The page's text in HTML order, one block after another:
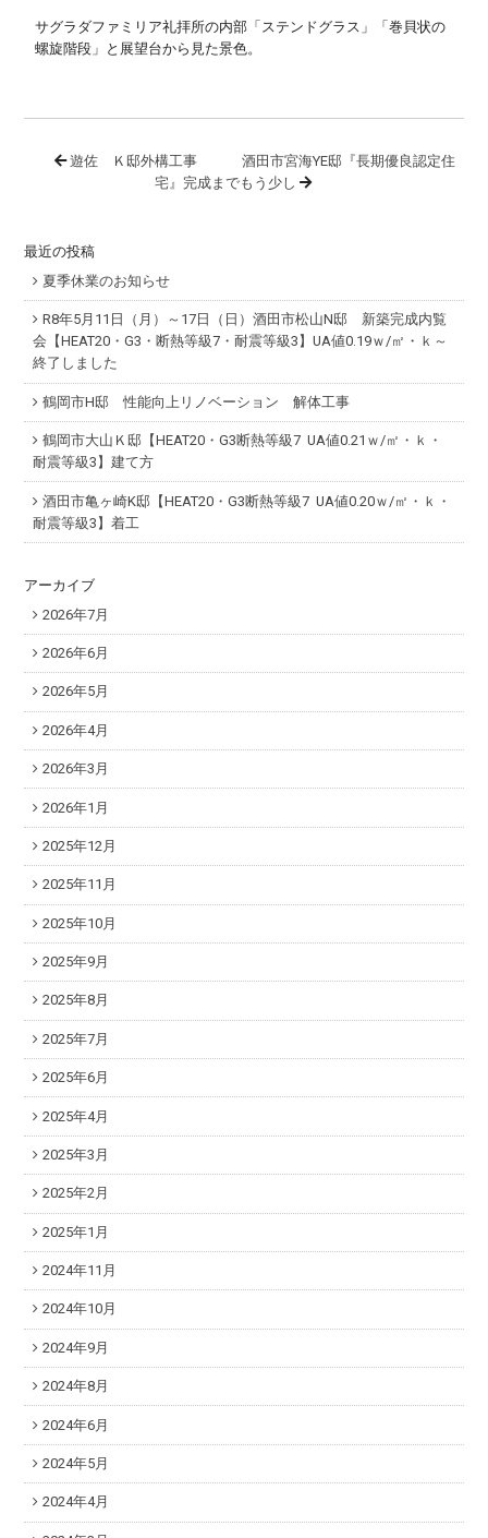
サグラダファミリア礼拝所の内部「ステンドグラス」「巻貝状の
螺旋階段」と展望台から見た景色。
遊佐 Ｋ邸外構工事
酒田市宮海YE邸『長期優良認定住
宅』完成までもう少し
最近の投稿
夏季休業のお知らせ
R8年5月11日（月）～17日（日）酒田市松山N邸 新築完成内覧
会【HEAT20・G3・断熱等級7・耐震等級3】UA値0.19ｗ/㎡・ｋ～
終了しました
鶴岡市H邸 性能向上リノベーション 解体工事
鶴岡市大山Ｋ邸【HEAT20・G3断熱等級7 UA値0.21ｗ/㎡・ｋ・
耐震等級3】建て方
酒田市亀ヶ崎K邸【HEAT20・G3断熱等級7 UA値0.20ｗ/㎡・ｋ・
耐震等級3】着工
アーカイブ
2026年7月
2026年6月
2026年5月
2026年4月
2026年3月
2026年1月
2025年12月
2025年11月
2025年10月
2025年9月
2025年8月
2025年7月
2025年6月
2025年4月
2025年3月
2025年2月
2025年1月
2024年11月
2024年10月
2024年9月
2024年8月
2024年6月
2024年5月
2024年4月